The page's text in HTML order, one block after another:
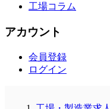
工場コラム
アカウント
会員登録
ログイン